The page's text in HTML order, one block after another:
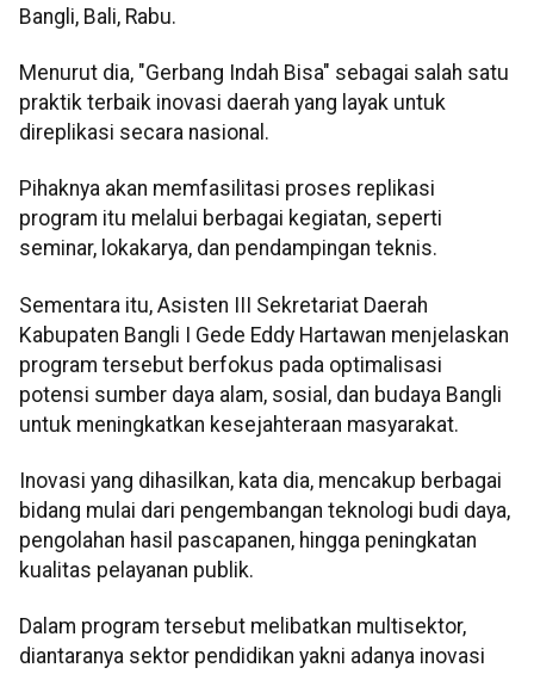
Bangli, Bali, Rabu.
Menurut dia, "Gerbang Indah Bisa" sebagai salah satu
praktik terbaik inovasi daerah yang layak untuk
direplikasi secara nasional.
Pihaknya akan memfasilitasi proses replikasi
program itu melalui berbagai kegiatan, seperti
seminar, lokakarya, dan pendampingan teknis.
Sementara itu, Asisten III Sekretariat Daerah
Kabupaten Bangli I Gede Eddy Hartawan menjelaskan
program tersebut berfokus pada optimalisasi
potensi sumber daya alam, sosial, dan budaya Bangli
untuk meningkatkan kesejahteraan masyarakat.
Inovasi yang dihasilkan, kata dia, mencakup berbagai
bidang mulai dari pengembangan teknologi budi daya,
pengolahan hasil pascapanen, hingga peningkatan
kualitas pelayanan publik.
Dalam program tersebut melibatkan multisektor,
diantaranya sektor pendidikan yakni adanya inovasi